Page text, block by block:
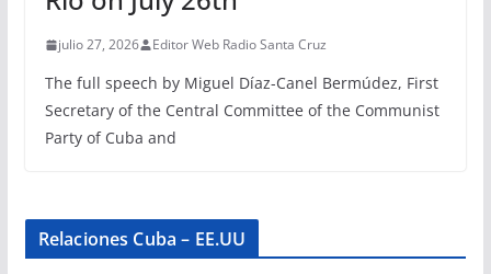
julio 27, 2026 Editor Web Radio Santa Cruz
The full speech by Miguel Díaz-Canel Bermúdez, First
Secretary of the Central Committee of the Communist
Party of Cuba and
Relaciones Cuba – EE.UU